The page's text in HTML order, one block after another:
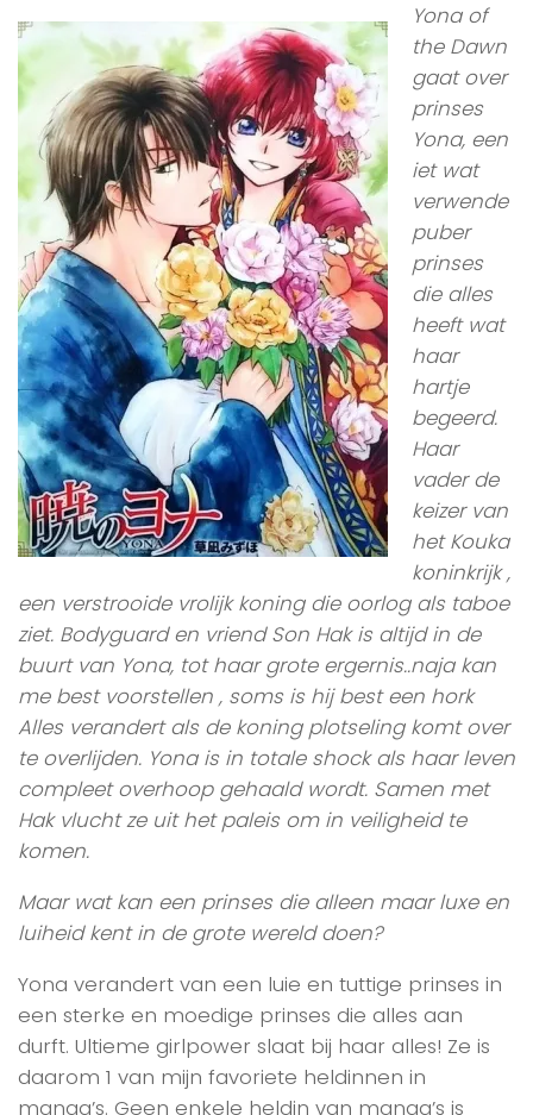
Yona of
the Dawn
gaat over
prinses
Yona, een
iet wat
verwende
puber
prinses
die alles
heeft wat
haar
hartje
begeerd.
Haar
vader de
keizer van
het Kouka
koninkrijk ,
een verstrooide vrolijk koning die oorlog als taboe
ziet. Bodyguard en vriend Son Hak is altijd in de
buurt van Yona, tot haar grote ergernis..naja kan
me best voorstellen , soms is hij best een hork
Alles verandert als de koning plotseling komt over
te overlijden. Yona is in totale shock als haar leven
compleet overhoop gehaald wordt. Samen met
Hak vlucht ze uit het paleis om in veiligheid te
komen.
Maar wat kan een prinses die alleen maar luxe en
luiheid kent in de grote wereld doen?
Yona verandert van een luie en tuttige prinses in
een sterke en moedige prinses die alles aan
durft. Ultieme girlpower slaat bij haar alles! Ze is
daarom 1 van mijn favoriete heldinnen in
manga’s. Geen enkele heldin van manga’s is